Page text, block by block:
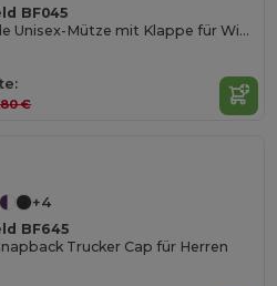
BF045
Wärmende Unisex-Mütze mit Klappe für Wintertage
€
+4
BF645
Trucker Cap für Herren